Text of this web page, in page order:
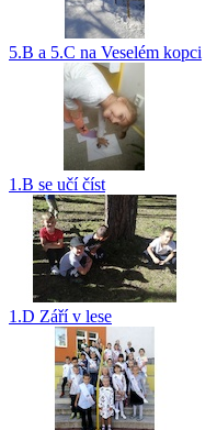
5.B a 5.C na Veselém kopci
1.B se učí číst
1.D Září v lese